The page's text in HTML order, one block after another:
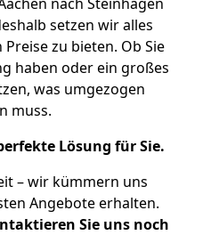
setzen wir alles
zu bieten. Ob Sie
haben oder ein großes
was umgezogen
muss.
Lösung für Sie.
– wir kümmern uns
Angebote erhalten.
Sie uns noch